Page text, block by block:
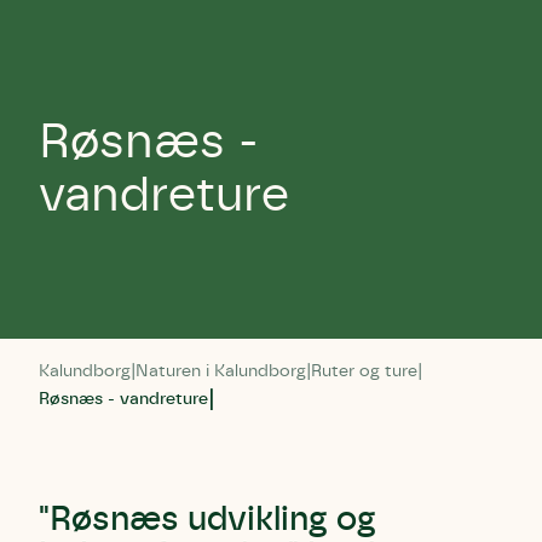
Røsnæs -
vandreture
Kalundborg Naturen i Kalundborg Ruter og ture
Røsnæs - vandreture
"Røsnæs udvikling og